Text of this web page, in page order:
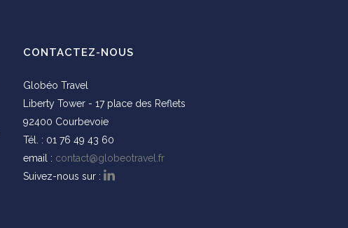
CONTACTEZ-NOUS
Globéo Travel
Liberty Tower - 17 place des Reflets
92400 Courbevoie
Tél. : 01 76 49 43 60
email : contact@globeotravel.fr
Suivez-nous sur :